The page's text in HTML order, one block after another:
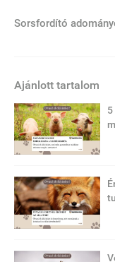
Sorsfordító
Ajánlott tartalom